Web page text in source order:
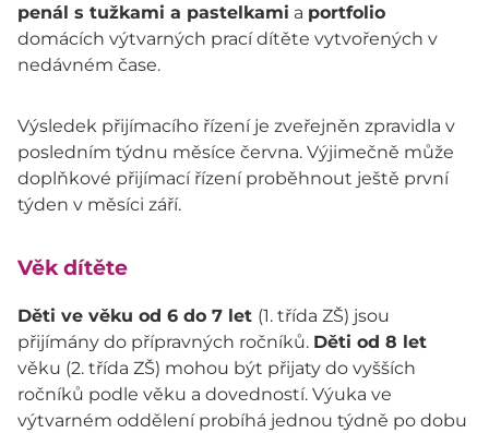
penál s tužkami a pastelkami a portfolio
domácích výtvarných prací dítěte vytvořených v
nedávném čase.
Výsledek přijímacího řízení je zveřejněn zpravidla v
posledním týdnu měsíce června. Výjimečně může
doplňkové přijímací řízení proběhnout ještě první
týden v měsíci září.
Věk dítěte
Děti ve věku od 6 do 7 let (1. třída ZŠ) jsou
přijímány do přípravných ročníků. Děti od 8 let
věku (2. třída ZŠ) mohou být přijaty do vyšších
ročníků podle věku a dovedností. Výuka ve
výtvarném oddělení probíhá jednou týdně po dobu